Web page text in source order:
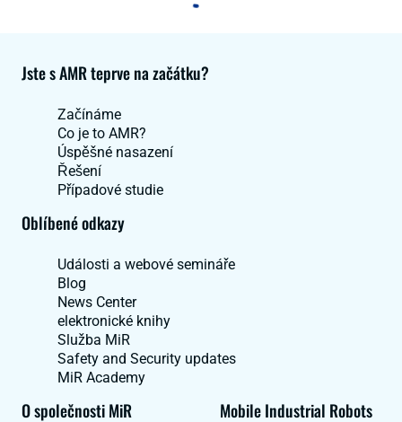
Jste s AMR teprve na začátku?
Začínáme
Co je to AMR?
Úspěšné nasazení
Řešení
Případové studie
Oblíbené odkazy
Události a webové semináře
Blog
News Center
elektronické knihy
Služba MiR
Safety and Security updates
MiR Academy
O společnosti MiR Mobile Industrial Robots